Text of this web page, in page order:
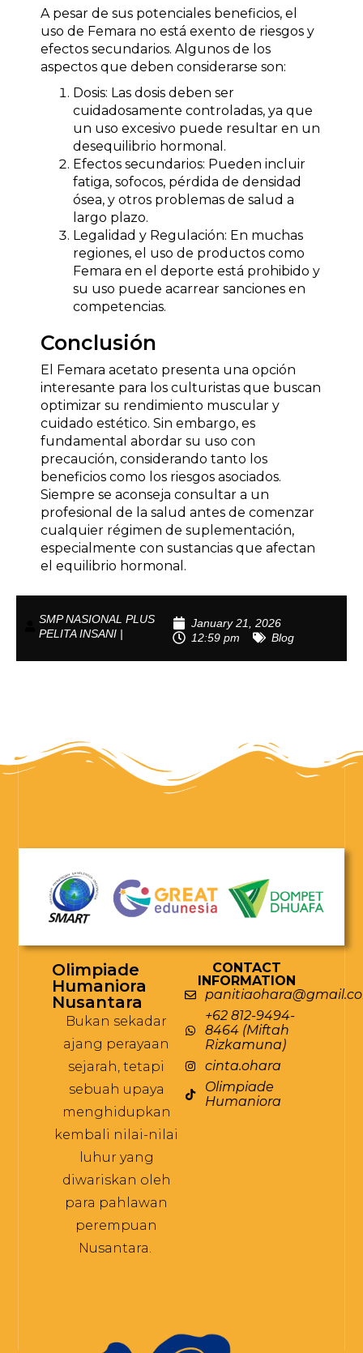
A pesar de sus potenciales beneficios, el
uso de Femara no está exento de riesgos y
efectos secundarios. Algunos de los
aspectos que deben considerarse son:
Dosis: Las dosis deben ser
cuidadosamente controladas, ya que
un uso excesivo puede resultar en un
desequilibrio hormonal.
Efectos secundarios: Pueden incluir
fatiga, sofocos, pérdida de densidad
ósea, y otros problemas de salud a
largo plazo.
Legalidad y Regulación: En muchas
regiones, el uso de productos como
Femara en el deporte está prohibido y
su uso puede acarrear sanciones en
competencias.
Conclusión
El Femara acetato presenta una opción
interesante para los culturistas que buscan
optimizar su rendimiento muscular y
cuidado estético. Sin embargo, es
fundamental abordar su uso con
precaución, considerando tanto los
beneficios como los riesgos asociados.
Siempre se aconseja consultar a un
profesional de la salud antes de comenzar
cualquier régimen de suplementación,
especialmente con sustancias que afectan
el equilibrio hormonal.
SMP NASIONAL PLUS
PELITA INSANI |
January 21, 2026
12:59 pm
Blog
Olimpiade
Humaniora
Nusantara
Bukan sekadar
ajang perayaan
sejarah, tetapi
sebuah upaya
menghidupkan
kembali nilai-nilai
luhur yang
diwariskan oleh
para pahlawan
perempuan
Nusantara.
CONTACT
INFORMATION
+62 812-9494-
8464 (Miftah
Rizkamuna)
cinta.ohara
Olimpiade
Humaniora